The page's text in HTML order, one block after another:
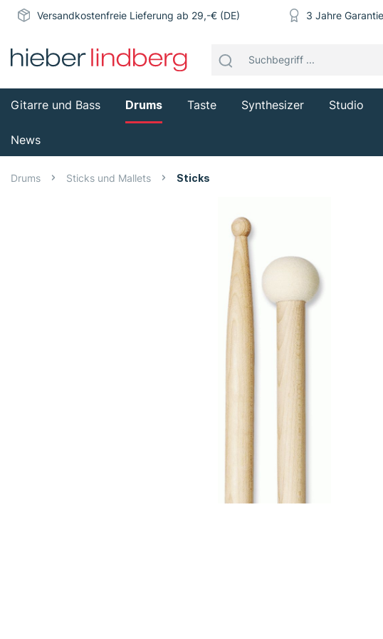
Versandkostenfreie Lieferung ab 29,-€ (DE) 3 Jahre Garantie
Gitarre und Bass Drums Taste Synthesizer Studio
News
Drums Sticks und Mallets Sticks